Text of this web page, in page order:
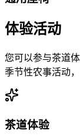
体验活动
您可以参与茶道
季节性农事活动
茶道体验